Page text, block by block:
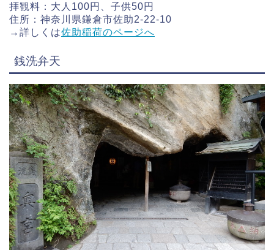
拝観料：大人100円、子供50円
住所：神奈川県鎌倉市佐助2-22-10
→詳しくは佐助稲荷のページへ
銭洗弁天